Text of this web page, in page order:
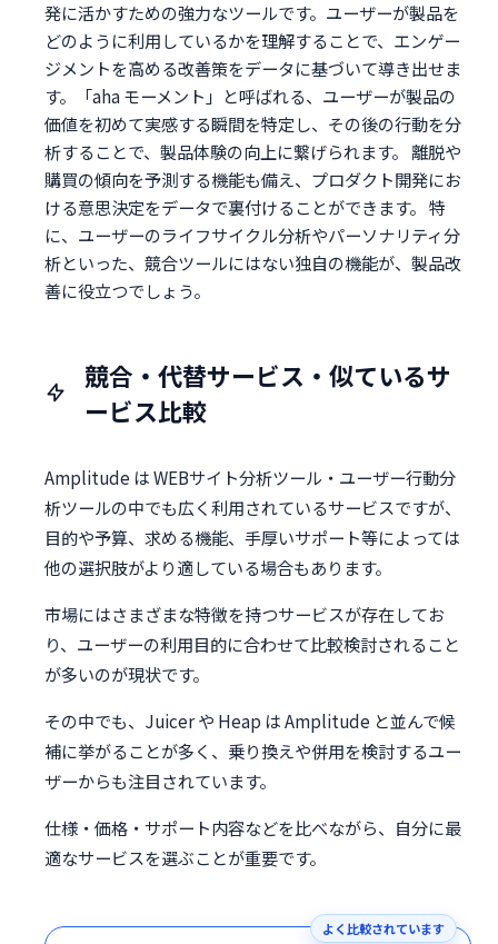
発に活かすための強力なツールです。ユーザーが製品を
どのように利用しているかを理解することで、エンゲー
ジメントを高める改善策をデータに基づいて導き出せま
す。「aha モーメント」と呼ばれる、ユーザーが製品の
価値を初めて実感する瞬間を特定し、その後の行動を分
析することで、製品体験の向上に繋げられます。 離脱や
購買の傾向を予測する機能も備え、プロダクト開発にお
ける意思決定をデータで裏付けることができます。 特
に、ユーザーのライフサイクル分析やパーソナリティ分
析といった、競合ツールにはない独自の機能が、製品改
善に役立つでしょう。
競合・代替サービス・似ているサ
ービス比較
Amplitude は WEBサイト分析ツール・ユーザー行動分
析ツールの中でも広く利用されているサービスですが、
目的や予算、求める機能、手厚いサポート等によっては
他の選択肢がより適している場合もあります。
市場にはさまざまな特徴を持つサービスが存在してお
り、ユーザーの利用目的に合わせて比較検討されること
が多いのが現状です。
その中でも、Juicer や Heap は Amplitude と並んで候
補に挙がることが多く、乗り換えや併用を検討するユー
ザーからも注目されています。
仕様・価格・サポート内容などを比べながら、自分に最
適なサービスを選ぶことが重要です。
よく比較されています